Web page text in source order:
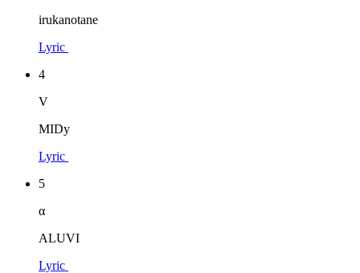
irukanotane
Lyric
4
V
MIDy
Lyric
5
α
ALUVI
Lyric